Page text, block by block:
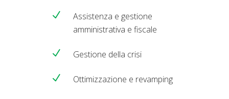
Assistenza e gestione
amministrativa e fiscale
Gestione della crisi
Ottimizzazione e revamping